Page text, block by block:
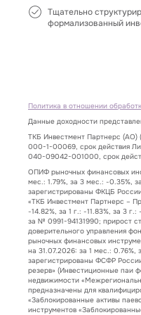
Тщательно
формализованный
Политика в отношении
Данные доходности
ТКБ Инвестмент Партнерс (АО)
000-1-00069, срок действия
040-09042-001000, срок
ОПИФ рыночных финансовых
мес.: 1.79%, за 3 мес.: -0.35%,
зарегистрированы ФКЦБ
«ТКБ Инвестмент Партнерс –
-14.82%, за 1 г.: -11.83%, за 3
за № 0991-94131990; прирост
доверительного управления
рыночных финансовых
на 31.07.2026: за 1 мес.:
зарегистрированы ФСФР
резерв» (Инвестиционные паи
недвижимости
предназначены для
«Заблокированные активы
инструментов